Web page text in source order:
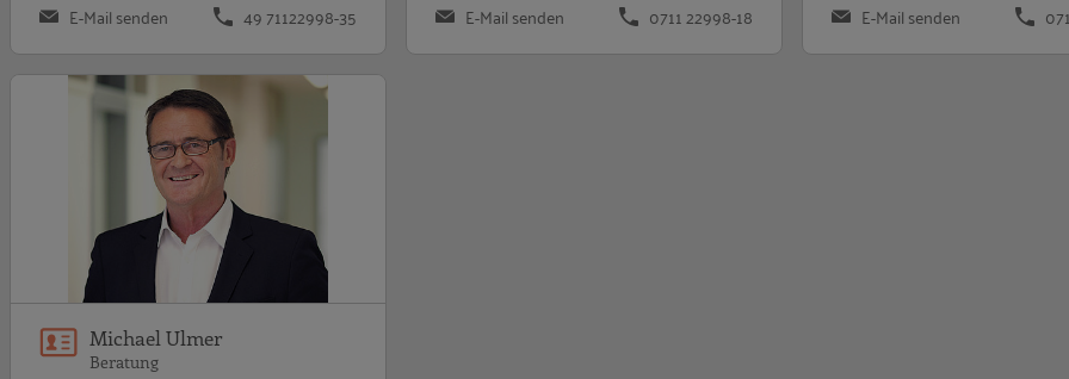
E-Mail senden 49 71122998-35 E-Mail senden 0711 22998-18 E-Mail senden
Michael Ulmer
Beratung